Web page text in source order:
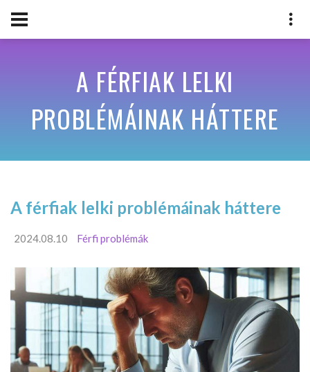
A FÉRFIAK LELKI
PROBLÉMÁINAK HÁTTERE
A férfiak lelki problémáinak háttere
2024.08.10 Férfi problémák